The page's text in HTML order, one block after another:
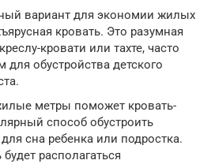
вариант для экономии жилых
кровать. Это разумная
кровати или тахте, часто
обустройства детского
метры поможет кровать-
способ обустроить
сна ребенка или подростка.
располагаться